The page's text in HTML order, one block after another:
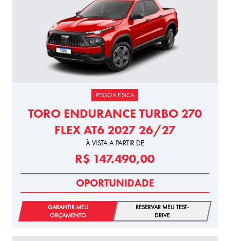
PESSOA FÍSICA
TORO ENDURANCE TURBO 270
FLEX AT6 2027 26/27
À VISTA A PARTIR DE
R$ 147.490,00
OPORTUNIDADE
GARANTIR MEU
ORÇAMENTO
RESERVAR MEU TEST-
DRIVE